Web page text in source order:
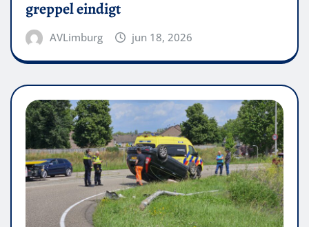
greppel eindigt
AVLimburg jun 18, 2026